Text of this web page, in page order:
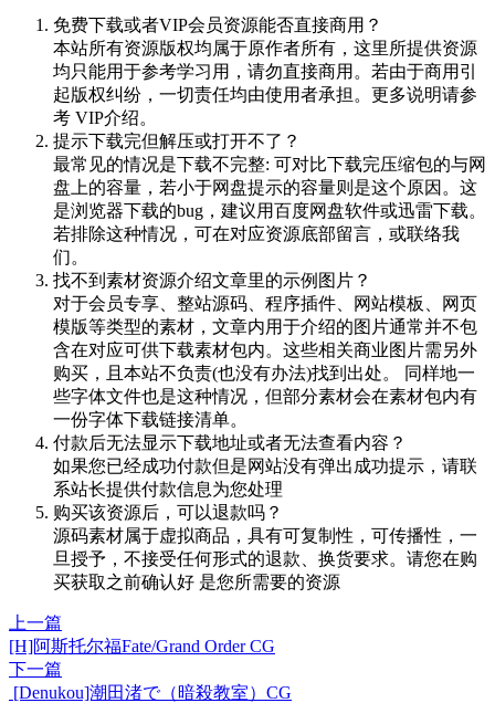
免费下载或者VIP会员资源能否直接商用？
本站所有资源版权均属于原作者所有，这里所提供资源
均只能用于参考学习用，请勿直接商用。若由于商用引
起版权纠纷，一切责任均由使用者承担。更多说明请参
考 VIP介绍。
提示下载完但解压或打开不了？
最常见的情况是下载不完整: 可对比下载完压缩包的与网
盘上的容量，若小于网盘提示的容量则是这个原因。这
是浏览器下载的bug，建议用百度网盘软件或迅雷下载。
若排除这种情况，可在对应资源底部留言，或联络我
们。
找不到素材资源介绍文章里的示例图片？
对于会员专享、整站源码、程序插件、网站模板、网页
模版等类型的素材，文章内用于介绍的图片通常并不包
含在对应可供下载素材包内。这些相关商业图片需另外
购买，且本站不负责(也没有办法)找到出处。 同样地一
些字体文件也是这种情况，但部分素材会在素材包内有
一份字体下载链接清单。
付款后无法显示下载地址或者无法查看内容？
如果您已经成功付款但是网站没有弹出成功提示，请联
系站长提供付款信息为您处理
购买该资源后，可以退款吗？
源码素材属于虚拟商品，具有可复制性，可传播性，一
旦授予，不接受任何形式的退款、换货要求。请您在购
买获取之前确认好 是您所需要的资源
上一篇
[H]阿斯托尔福Fate/Grand Order CG
下一篇
[Denukou]潮田渚で（暗殺教室）CG